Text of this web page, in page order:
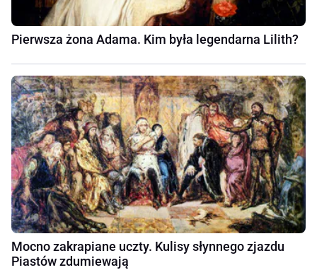
Pierwsza żona Adama. Kim była legendarna Lilith?
Mocno zakrapiane uczty. Kulisy słynnego zjazdu
Piastów zdumiewają